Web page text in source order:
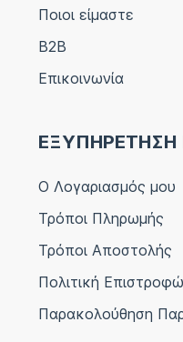
Ποιοι είμαστε
B2B
Επικοινωνία
Ο Λογαριασμός μου
Τρόποι Πληρωμής
Τρόποι Αποστολής
Πολιτική
Παρακολούθηση